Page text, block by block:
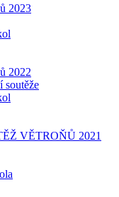
2023
2022
soutěže
VĚTROŇŮ 2021